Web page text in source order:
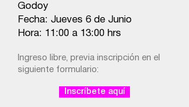
Godoy
Fecha: Jueves 6 de Junio
Hora: 11:00 a 13:00 hrs
Ingreso libre, previa inscripción en el
siguiente formulario:
Inscríbete aquí